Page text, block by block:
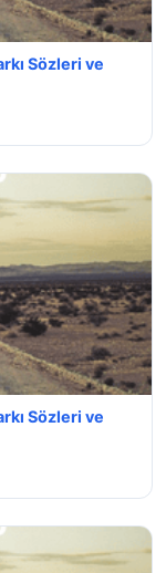
Sözleri ve
Sözleri ve